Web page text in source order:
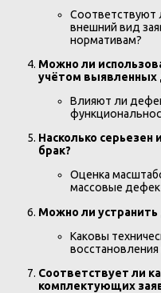
Соответствуют
внешний вид
нормативам?
Можно ли
учётом выявленных
Влияют ли
Насколько серьезен
брак?
Оценка
массовые
Можно ли
Каковы
Соответствует ли
комплектующих